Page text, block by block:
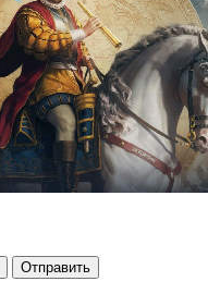
Отправить